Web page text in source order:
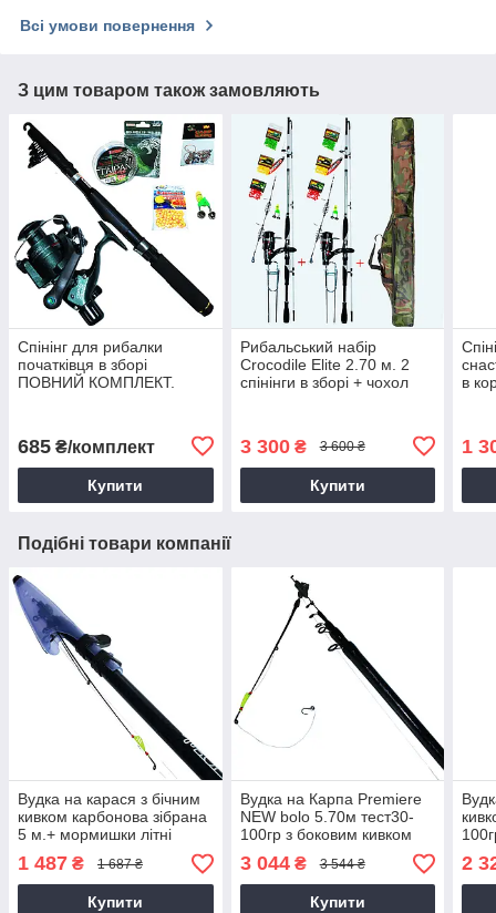
Всі умови повернення
З цим товаром також замовляють
Спінінг для рибалки
початківця в зборі
ПОВНИЙ КОМПЛЕКТ.
685 ₴/комплект
Купити
Рибальський набір
Crocodile Elite 2.70 м. 2
спінінги в зборі + чохол
3 300₴ 3 600 ₴
Купити
в
1
Подібні товари компанії
Вудка на карася з бічним
кивком карбонова зібрана
5 м.+ мормишки літні
1 487 ₴ 1 687 ₴
Купити
Вудка на Карпа Premiere
NEW bolo 5.70м тест30-
100гр з боковим кивком
карбонова + мормишки
літні
3 044₴ 3 544 ₴
Купити
2